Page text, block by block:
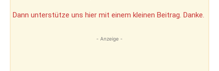
Dann unterstütze uns hier mit einem kleinen Beitrag. Danke.
- Anzeige -